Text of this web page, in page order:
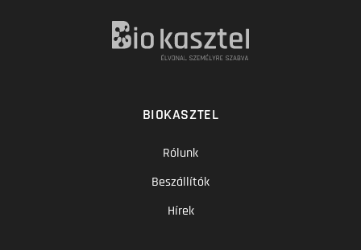
BIOKASZTEL
Rólunk
Beszállítók
Hírek